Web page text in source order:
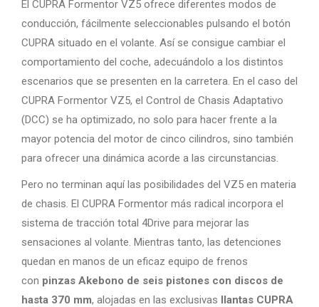
El CUPRA Formentor VZ5 ofrece diferentes modos de
conducción, fácilmente seleccionables pulsando el botón
CUPRA situado en el volante. Así se consigue cambiar el
comportamiento del coche, adecuándolo a los distintos
escenarios que se presenten en la carretera. En el caso del
CUPRA Formentor VZ5, el Control de Chasis Adaptativo
(DCC) se ha optimizado, no solo para hacer frente a la
mayor potencia del motor de cinco cilindros, sino también
para ofrecer una dinámica acorde a las circunstancias.
Pero no terminan aquí las posibilidades del VZ5 en materia
de chasis. El CUPRA Formentor más radical incorpora el
sistema de tracción total 4Drive para mejorar las
sensaciones al volante. Mientras tanto, las detenciones
quedan en manos de un eficaz equipo de frenos
con pinzas Akebono de seis pistones con discos de
hasta 370 mm, alojadas en las exclusivas llantas CUPRA